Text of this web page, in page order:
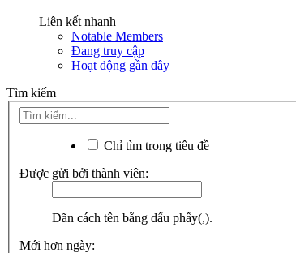
Liên kết nhanh
Notable Members
Đang truy cập
Hoạt động gần đây
Tìm kiếm
Chỉ tìm trong tiêu đề
Được gửi bởi thành viên:
Dãn cách tên bằng dấu phẩy(,).
Mới hơn ngày: